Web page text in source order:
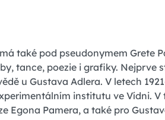
také pod pseudonymem Grete
tance, poezie i grafiky. Nejprve
u Gustava Adlera. V letech
institutu ve Vídni.
Egona Pamera, a také pro